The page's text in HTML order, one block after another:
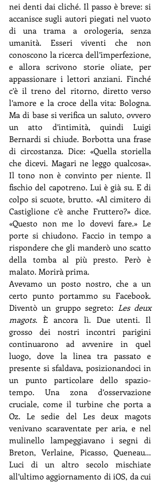
nei denti dai cliché. Il passo è breve: si
accanisce sugli autori piegati nel vuoto
di una trama a orologeria, senza
umanità. Esseri viventi che non
conoscono la ricerca dell’imperfezione,
e allora scrivono storie oliate, per
appassionare i lettori anziani. Finché
c’è il treno del ritorno, diretto verso
l’amore e la croce della vita: Bologna.
Ma di base si verifica un saluto, ovvero
un atto d’intimità, quindi Luigi
Bernardi si chiude. Borbotta una frase
di circostanza. Dice: «Quella storiella
che dicevi. Magari ne leggo qualcosa».
Il tono non è convinto per niente. Il
fischio del capotreno. Lui è già su. E di
colpo si scuote, brutto. «Al cimitero di
Castiglione c’è anche Fruttero?» dice.
«Questo non me lo dovevi fare.» Le
porte si chiudono. Faccio in tempo a
rispondere che gli manderò uno scatto
della tomba al più presto. Però è
malato. Morirà prima.
Avevamo un posto nostro, che a un
certo punto portammo su Facebook.
Diventò un gruppo segreto: Les deux
magots. È ancora lì. Due utenti. Il
grosso dei nostri incontri parigini
continuarono ad avvenire in quel
luogo, dove la linea tra passato e
presente si sfaldava, posizionandoci in
un punto particolare dello spazio-
tempo. Una zona d’osservazione
cruciale, come il turbine che porta a
Oz. Le sedie del Les deux magots
venivano scaraventate per aria, e nel
mulinello lampeggiavano i segni di
Breton, Verlaine, Picasso, Queneau...
Luci di un altro secolo mischiate
all’ultimo aggiornamento di iOS, da cui